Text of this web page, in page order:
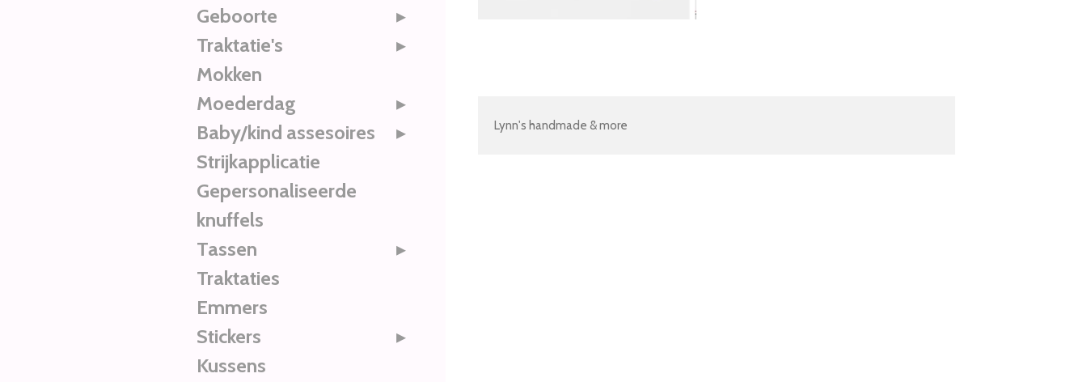
Lynn's handmade & more
Geboorte
Traktatie's
Mokken
Moederdag
Baby/kind assesoires
Strijkapplicatie
Gepersonaliseerde
knuffels
Tassen
Traktaties
Emmers
Stickers
Kussens